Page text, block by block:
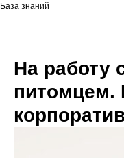
База знаний
На работу
питомцем.